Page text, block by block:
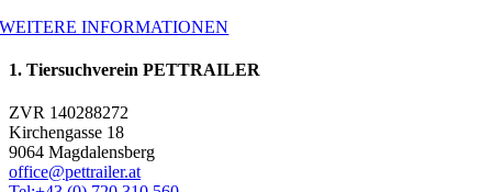
WEITERE INFORMATIONEN
1. Tiersuchverein PETTRAILER
ZVR 140288272
Kirchengasse 18
9064 Magdalensberg
office@pettrailer.at